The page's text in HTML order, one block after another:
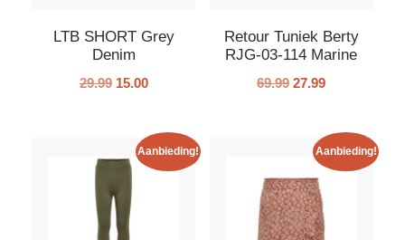
LTB SHORT Grey
Denim
29.99 15.00
Retour Tuniek Berty
RJG-03-114 Marine
69.99 27.99
Aanbieding! Aanbieding!